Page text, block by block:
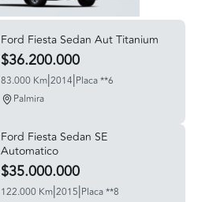
Ford Fiesta Sedan Aut Titanium
$36.200.000
83.000 Km|2014|Placa **6
Palmira
Ford Fiesta Sedan SE
Automatico
$35.000.000
122.000 Km|2015|Placa **8